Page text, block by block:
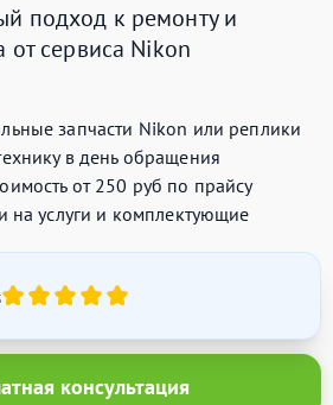
подход к ремонту и
от сервиса Nikon
запчасти Nikon или реплики
в день обращения
от 250 руб по прайсу
на услуги и комплектующие
консультация